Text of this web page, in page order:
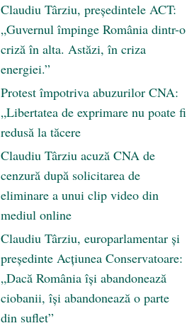
Claudiu Târziu, președintele ACT:
„Guvernul împinge România dintr-o
criză în alta. Astăzi, în criza
energiei.”
Protest împotriva abuzurilor CNA:
„Libertatea de exprimare nu poate fi
redusă la tăcere
Claudiu Târziu acuză CNA de
cenzură după solicitarea de
eliminare a unui clip video din
mediul online
Claudiu Târziu, europarlamentar și
președinte Acțiunea Conservatoare:
„Dacă România își abandonează
ciobanii, își abandonează o parte
din suflet”